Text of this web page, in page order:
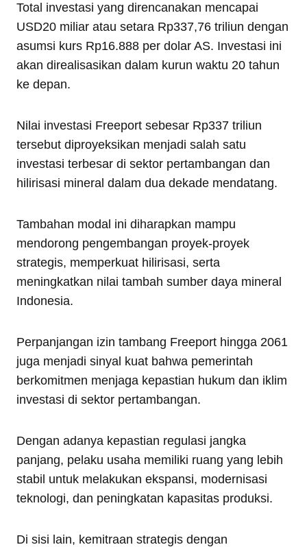
Total investasi yang direncanakan mencapai
USD20 miliar atau setara Rp337,76 triliun dengan
asumsi kurs Rp16.888 per dolar AS. Investasi ini
akan direalisasikan dalam kurun waktu 20 tahun
ke depan.
Nilai investasi Freeport sebesar Rp337 triliun
tersebut diproyeksikan menjadi salah satu
investasi terbesar di sektor pertambangan dan
hilirisasi mineral dalam dua dekade mendatang.
Tambahan modal ini diharapkan mampu
mendorong pengembangan proyek-proyek
strategis, memperkuat hilirisasi, serta
meningkatkan nilai tambah sumber daya mineral
Indonesia.
Perpanjangan izin tambang Freeport hingga 2061
juga menjadi sinyal kuat bahwa pemerintah
berkomitmen menjaga kepastian hukum dan iklim
investasi di sektor pertambangan.
Dengan adanya kepastian regulasi jangka
panjang, pelaku usaha memiliki ruang yang lebih
stabil untuk melakukan ekspansi, modernisasi
teknologi, dan peningkatan kapasitas produksi.
Di sisi lain, kemitraan strategis dengan